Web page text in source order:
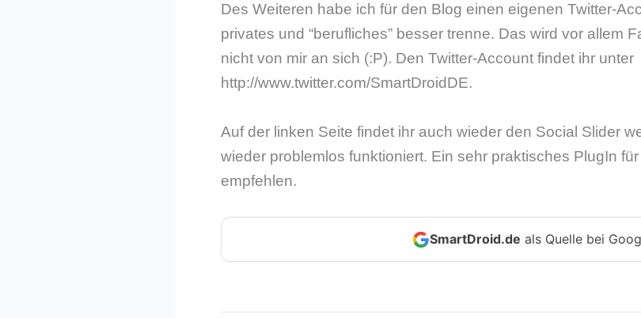
Des Weiteren habe ich für den Blog einen eigenen Twitter-
privates und “berufliches” besser trenne. Das wird vor allem
nicht von mir an sich (:P). Den Twitter-Account findet ihr unter
http://www.twitter.com/SmartDroidDE.
Auf der linken Seite findet ihr auch wieder den Social Slider
wieder problemlos funktioniert. Ein sehr praktisches PlugIn
empfehlen.
SmartDroid.de als Quelle bei